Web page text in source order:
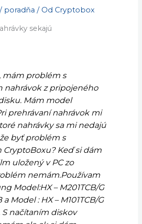
/ poradňa / Od Cryptobox
sekajú
mám problém s
nahrávok z pripojeného
Mám model
prehrávaní nahrávok mi
nahrávky sa mi nedajú
byť problém s
CryptoBoxu? Keď si dám
uložený v PC zo
nemám.Používam
Model:HX – M201TCB/G
Model : HX – M101TCB/G
S načítaním diskov